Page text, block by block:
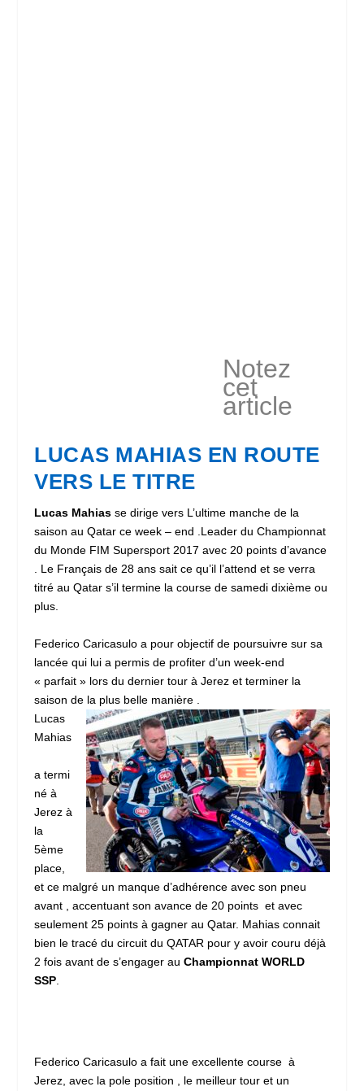
Notez
cet
article
LUCAS MAHIAS EN ROUTE
VERS LE TITRE
Lucas Mahias se dirige vers L’ultime manche de la
saison au Qatar ce week – end .Leader du Championnat
du Monde FIM Supersport 2017 avec 20 points d’avance
. Le Français de 28 ans sait ce qu’il l’attend et se verra
titré au Qatar s’il termine la course de samedi dixième ou
plus.
Federico Caricasulo a pour objectif de poursuivre sur sa
lancée qui lui a permis de profiter d’un week-end
« parfait » lors du dernier tour à Jerez et terminer la
saison de la plus belle manière .
Lucas
Mahias
a termi
né à
Jerez à
la
5ème
place,
et ce malgré un manque d’adhérence avec son pneu
avant , accentuant son avance de 20 points et avec
seulement 25 points à gagner au Qatar. Mahias connait
bien le tracé du circuit du QATAR pour y avoir couru déjà
2 fois avant de s’engager auChampionnat WORLD
SSP
Federico Caricasulo a fait une excellente course à
Jerez, avec la pole position , le meilleur tour et un